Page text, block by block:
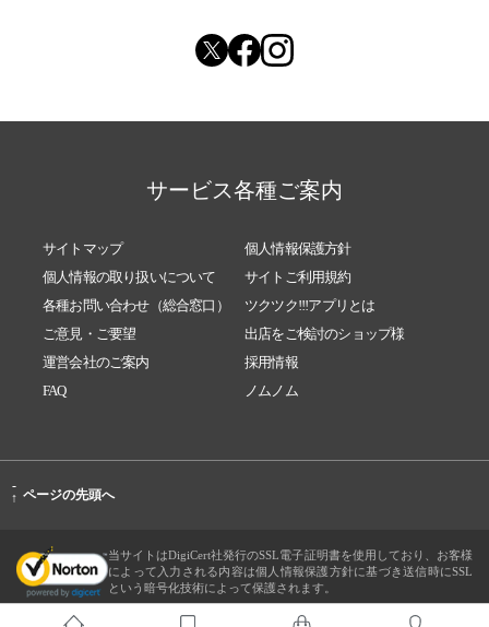
サービス各種ご案内
サイトマップ
個人情報保護方針
個人情報の取り扱いについて
サイトご利用規約
各種お問い合わせ（総合窓口）
ツクツク!!!アプリとは
ご意見・ご要望
出店をご検討のショップ様
運営会社のご案内
採用情報
FAQ
ノムノム
-
↑ ページの先頭へ
当サイトはDigiCert社発行のSSL電子証明書を使用しており、お客様
によって入力される内容は個人情報保護方針に基づき送信時にSSL
という暗号化技術によって保護されます。